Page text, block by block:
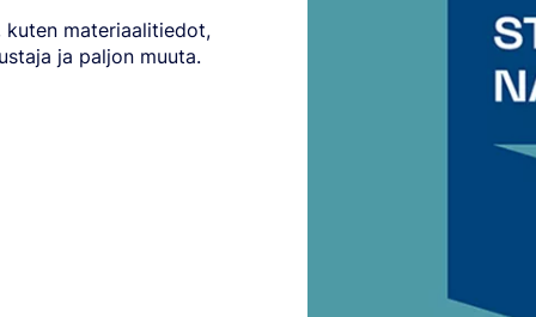
materiaalitiedot,
ja paljon muuta.